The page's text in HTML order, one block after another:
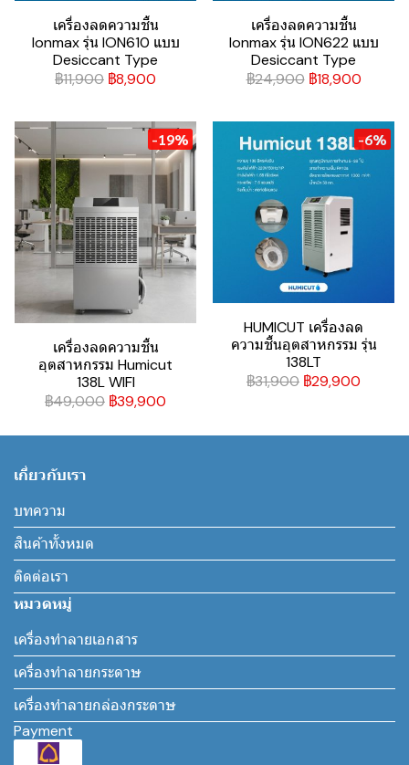
เครื่องลดความชื้น
Ionmax รุ่น ION610 แบบ
Desiccant Type
฿11,900 ฿8,900
เครื่องลดความชื้น
Ionmax รุ่น ION622 แบบ
Desiccant Type
฿24,900 ฿18,900
-19%
เครื่องลดความชื้น
อุตสาหกรรม Humicut
138L WIFI
฿49,000 ฿39,900
-6%
HUMICUT เครื่องลด
ความชื้นอุตสาหกรรม รุ่น
138LT
฿31,900 ฿29,900
เกี่ยวกับเรา
บทความ
สินค้าทั้งหมด
ติดต่อเรา
หมวดหมู่
เครื่องทำลายเอกสาร
เครื่องทำลายกระดาษ
เครื่องทำลายกล่องกระดาษ
Payment